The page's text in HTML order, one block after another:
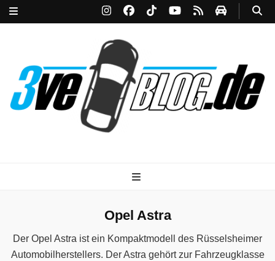
Opel Astra
Der Opel Astra ist ein Kompaktmodell des Rüsselsheimer
Automobilherstellers. Der Astra gehört zur Fahrzeugklasse